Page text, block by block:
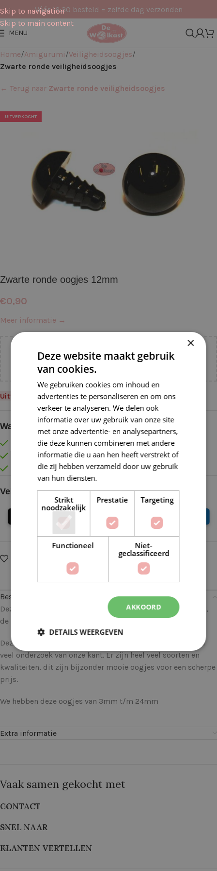
Skip to navigation
Skip to main content
Vóór 16:30 besteld = zelfde dag verzonden
MENU
Home Amigurumi Veiligheidsoogjes
Zwarte ronde veiligheidsoogjes
← Terug naar Zwarte ronde veiligheidsoogjes
UITVERKOCHT
Zwarte ronde oogjes 12mm
€0,90
Meer informatie →
Voeg nog€55,00toe voor gratis verzending binnen
Uitverkocht
Waarom kopen bij de Wolkast?
Lage verzendkosten vanaf € 4,99 binnen NL
Gratis verzonden vanaf €55,-
Vóór 16:30 besteld = Zelfde (werk)dag verzonden
Veilig online betalen
Beschrijving
Deze Zwarte ronde oogjes 12mm worden per paar verkocht,
de prijs is ook per paar!
Deze oogjes hebben we in ons assortiment opgenomen na
veel onderzoek van onze kant. Er zijn heel veel soorten en
kwaliteiten, dit zijn bijzonder mooie oogjes voor een scherpe
prijs.
We hebben deze oogjes van 3mm t/m 24mm
Extra informatie
Vaak samen gekocht met
CONTACT
SNEL NAAR
KLANTEN VERTELLEN
×
Deze website maakt gebruik
van cookies.
We gebruiken cookies om inhoud en
advertenties te personaliseren en om ons
verkeer te analyseren. We delen ook
informatie over uw gebruik van onze site
met onze advertentie- en analysepartners,
die deze kunnen combineren met andere
informatie die u aan hen heeft verstrekt of
die zij hebben verzameld door uw gebruik
van hun diensten.
Strikt
noodzakelijk
Prestatie Targeting
Functioneel
Niet-
geclassificeerd
AKKOORD
DETAILS WEERGEVEN